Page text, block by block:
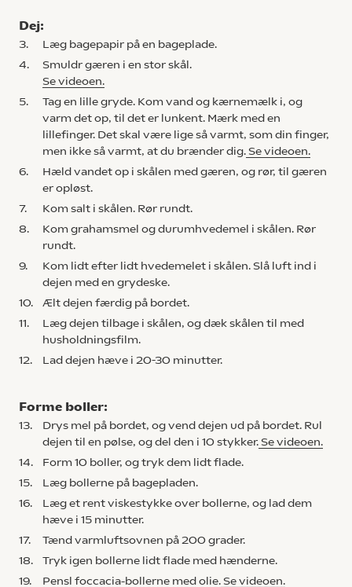
Dej:
3.
Læg bagepapir på en bageplade.
4.
Smuldr gæren i en stor skål.
Se videoen.
5.
Tag en lille gryde. Kom vand og kærnemælk i, og
varm det op, til det er lunkent. Mærk med en
lillefinger. Det skal være lige så varmt, som din finger,
men ikke så varmt, at du brænder dig. Se videoen.
6.
Hæld vandet op i skålen med gæren, og rør, til gæren
er opløst.
7.
Kom salt i skålen. Rør rundt.
8.
Kom grahamsmel og durumhvedemel i skålen. Rør
rundt.
9.
Kom lidt efter lidt hvedemelet i skålen. Slå luft ind i
dejen med en grydeske.
10.
Ælt dejen færdig på bordet.
11.
Læg dejen tilbage i skålen, og dæk skålen til med
husholdningsfilm.
12.
Lad dejen hæve i 20-30 minutter.
Forme boller:
13.
Drys mel på bordet, og vend dejen ud på bordet. Rul
dejen til en pølse, og del den i 10 stykker. Se videoen.
14.
Form 10 boller, og tryk dem lidt flade.
15.
Læg bollerne på bagepladen.
16.
Læg et rent viskestykke over bollerne, og lad dem
hæve i 15 minutter.
17.
Tænd varmluftsovnen på 200 grader.
18.
Tryk igen bollerne lidt flade med hænderne.
19.
Pensl foccacia-bollerne med olie. Se videoen.